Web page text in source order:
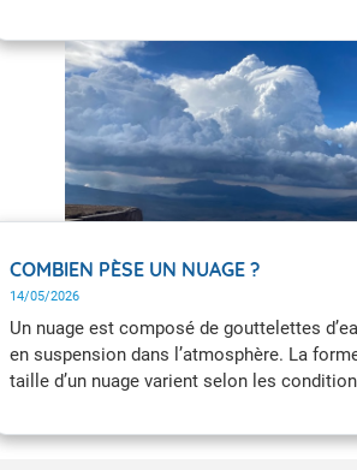
vont régulièrement ensemble.
COMBIEN PÈSE UN NUAGE ?
14/05/2026
Un nuage est composé de gouttelettes
en suspension dans l’atmosphère. La
taille d’un nuage varient selon les